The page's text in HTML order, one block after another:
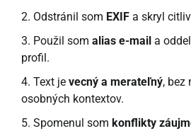
Odstránil som EXIF a skryl
Použil som alias e-mail a
profil.
Text je vecný a merateľný, bez
osobných kontextov.
Spomenul som konflikty